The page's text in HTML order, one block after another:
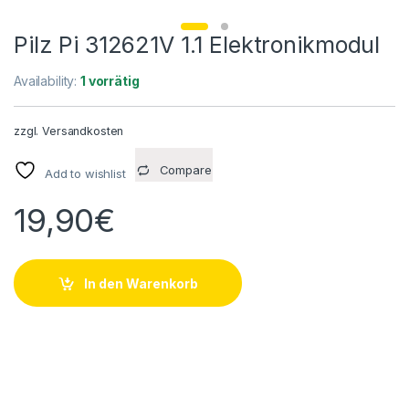
Pilz Pi 312621V 1.1 Elektronikmodul
Availability:1 vorrätig
zzgl.Versandkosten
Add to wishlist Compare
19,90€
In den Warenkorb